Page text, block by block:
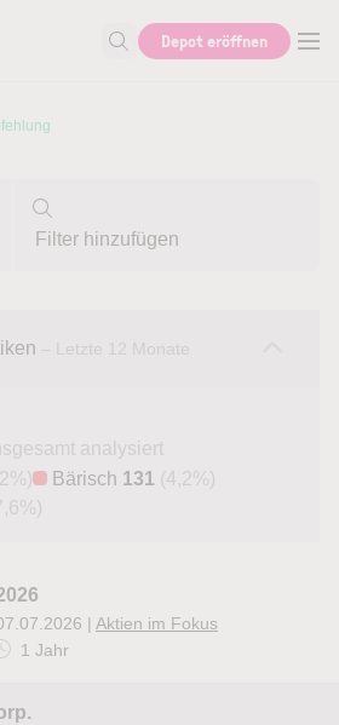
Suche nach Aktie, Autor...
Depot eröffnen
– Letzte 12 Monate
analysiert
Bärisch 131 (4,2%)
| Aktien im Fokus
1 Jahr